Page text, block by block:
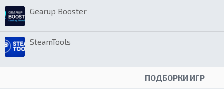
Gearup Booster
SteamTools
ПОДБОРКИ ИГР